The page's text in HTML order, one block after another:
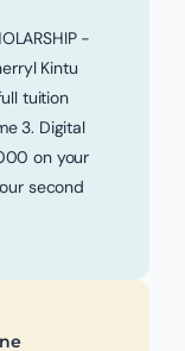
-
Kintu
tuition
3. Digital
on your
second